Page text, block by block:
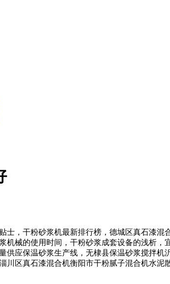
，干粉砂浆机最新排行榜，德城区真石漆混
机械的使用时间，干粉砂浆成套设备的浅析
供应保温砂浆生产线，无棣县保温砂浆搅拌
川区真石漆混合机衡阳市干粉腻子混合机水泥